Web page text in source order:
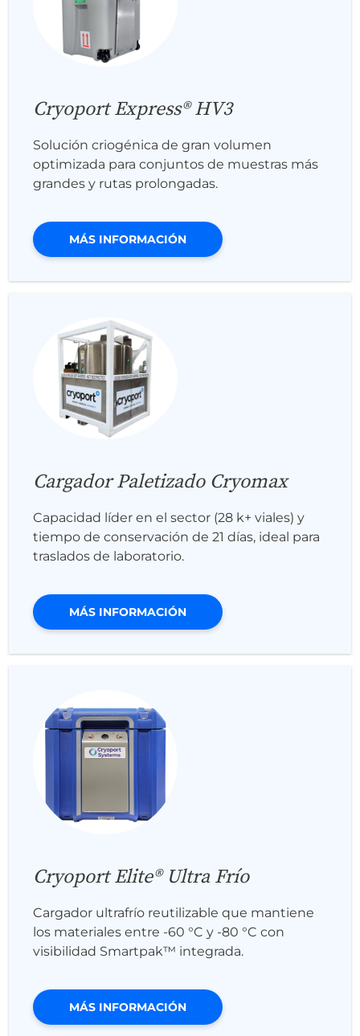
Cryoport Express® HV3
Solución criogénica de gran volumen
optimizada para conjuntos de muestras más
grandes y rutas prolongadas.
MÁS INFORMACIÓN
Cargador Paletizado Cryomax
Capacidad líder en el sector (28 k+ viales) y
tiempo de conservación de 21 días, ideal para
traslados de laboratorio.
MÁS INFORMACIÓN
Cryoport Elite® Ultra Frío
Cargador ultrafrío reutilizable que mantiene
los materiales entre -60 °C y -80 °C con
visibilidad Smartpak™ integrada.
MÁS INFORMACIÓN